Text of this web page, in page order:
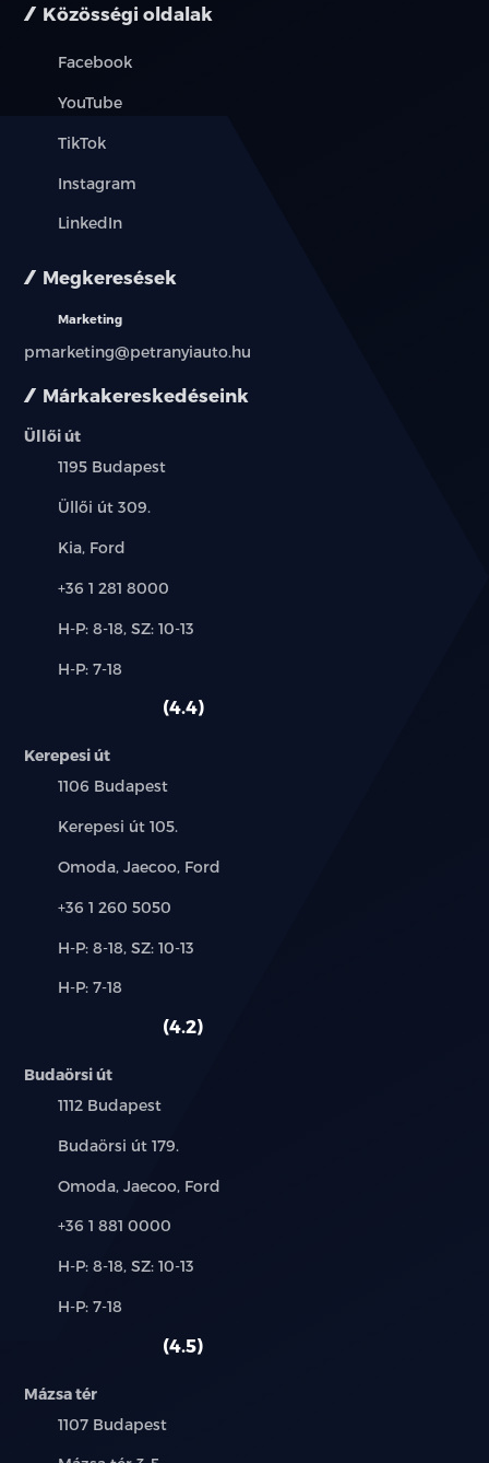
Márkakereskedéseink
Üllői út
Település:
1195 Budapest
Cím:
Üllői út 309.
Márkák:
Kia, Ford
Telefon:
+36 1 281 8000
Új-
használt
H-P: 8-18, SZ: 10-13
Alkatrész,
H-P: 7-18
4.4
Kerepesi út
Település:
1106 Budapest
Cím:
Kerepesi út 105.
Márkák:
Omoda, Jaecoo, Ford
Telefon:
+36 1 260 5050
Új-
használt
H-P: 8-18, SZ: 10-13
Alkatrész,
H-P: 7-18
4.2
Budaörsi út
Település:
1112 Budapest
Cím:
Budaörsi út 179.
Márkák:
Omoda, Jaecoo, Ford
Telefon:
+36 1 881 0000
Új-
használt
H-P: 8-18, SZ: 10-13
Alkatrész,
H-P: 7-18
4.5
Mázsa tér
Település:
1107 Budapest
Közösségi oldalak
Facebook
YouTube
TikTok
Instagram
LinkedIn
Megkeresések
Marketing
pmarketing@petranyiauto.hu